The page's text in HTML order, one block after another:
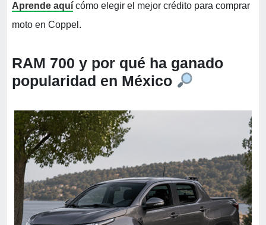
Aprende aquí cómo elegir el mejor crédito para comprar
moto en Coppel.
RAM 700 y por qué ha ganado
popularidad en México